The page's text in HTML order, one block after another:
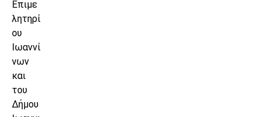
Επιμε
λητηρί
ου
Ιωαννί
νων
και
του
Δήμου